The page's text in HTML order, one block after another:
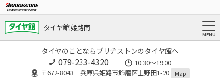
タイヤ館 姫路南
タイヤのことならブリヂストンのタイヤ館へ
079-233-4320
10:30～19:00
〒672-8043 兵庫県姫路市飾磨区上野田1-20
Map